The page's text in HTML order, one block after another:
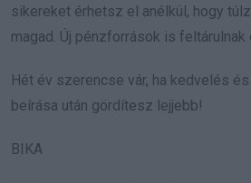
sikereket érhetsz el anélkül, hogy
magad. Új pénzforrások is feltárulnak
Hét év szerencse vár, ha kedvelés
beírása után gördítesz lejjebb!
BIKA